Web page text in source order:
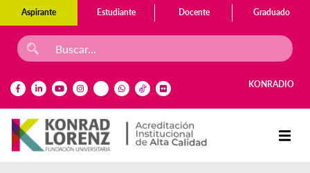
Aspirante Estudiante Docente Graduado
KONRADIO